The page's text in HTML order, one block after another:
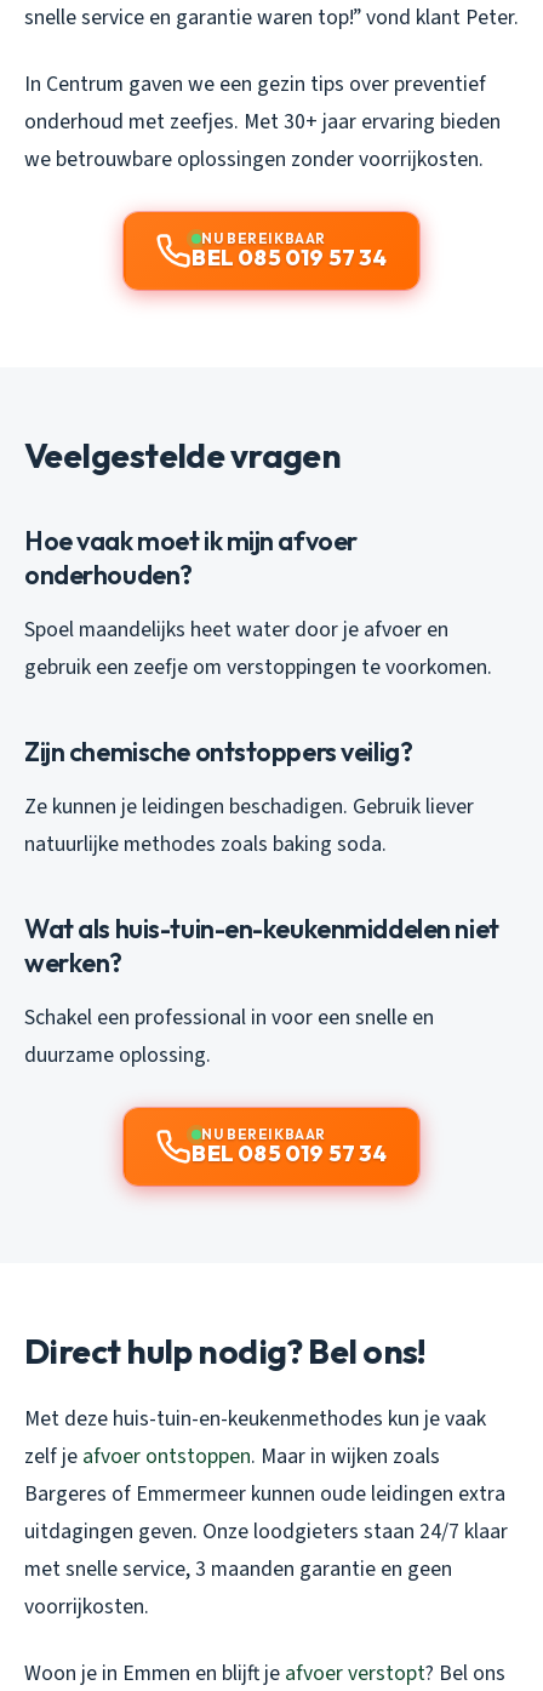
snelle service en garantie waren top!” vond klant Peter.
In Centrum gaven we een gezin tips over preventief
onderhoud met zeefjes. Met 30+ jaar ervaring bieden
we betrouwbare oplossingen zonder voorrijkosten.
NU BEREIKBAAR
BEL 085 019 57 34
Veelgestelde vragen
Hoe vaak moet ik mijn afvoer
onderhouden?
Spoel maandelijks heet water door je afvoer en
gebruik een zeefje om verstoppingen te voorkomen.
Zijn chemische ontstoppers veilig?
Ze kunnen je leidingen beschadigen. Gebruik liever
natuurlijke methodes zoals baking soda.
Wat als huis-tuin-en-keukenmiddelen niet
werken?
Schakel een professional in voor een snelle en
duurzame oplossing.
NU BEREIKBAAR
BEL 085 019 57 34
Direct hulp nodig? Bel ons!
Met deze huis-tuin-en-keukenmethodes kun je vaak
zelf je afvoer ontstoppen. Maar in wijken zoals
Bargeres of Emmermeer kunnen oude leidingen extra
uitdagingen geven. Onze loodgieters staan 24/7 klaar
met snelle service, 3 maanden garantie en geen
voorrijkosten.
Woon je in Emmen en blijft je afvoer verstopt? Bel ons